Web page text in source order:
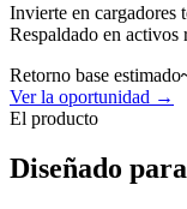
Invierte en cargadores
Respaldado en activos
Retorno base estimado
Ver la oportunidad →
El producto
Diseñado